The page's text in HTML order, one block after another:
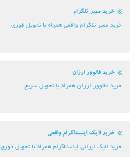
خرید ممبر تلگرام
خرید ممبر تلگرام واقعی همراه با تحویل فوری
خرید فالوور ارزان
خرید فالوور ارزان همراه با تحویل سریع
خرید لایک اینستاگرام واقعی
خرید لایک ایرانی اینستاگرام همراه با تحویل فوری